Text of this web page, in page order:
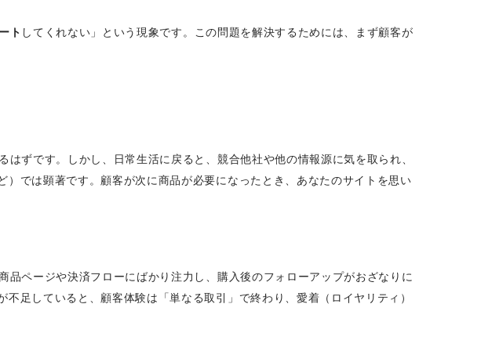
ト してくれない」という現象です。この問題を解決するためには、まず顧客が
ずです。しかし、日常生活に戻ると、競合他社や他の情報源に気を取られ、
では顕著です。顧客が次に商品が必要になったとき、あなたのサイトを思い
ページや決済フローにばかり注力し、購入後のフォローアップがおざなりに
足していると、顧客体験は「単なる取引」で終わり、愛着（ロイヤリティ）